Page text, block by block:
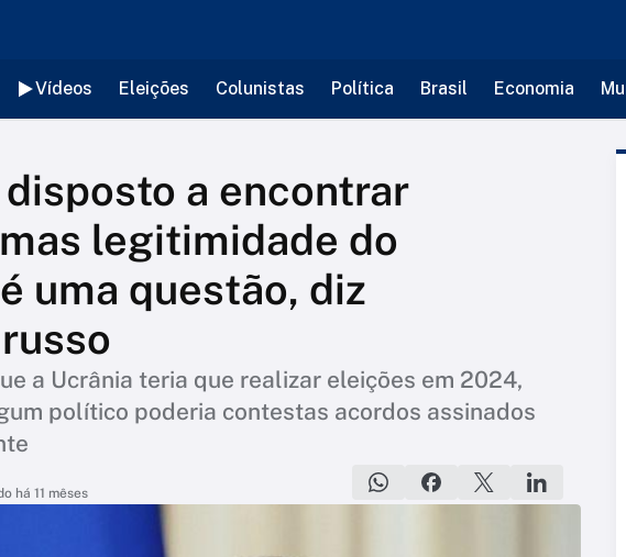
Vídeos Eleições Colunistas Política Brasil Economia
a encontrar
legitimidade do
uma questão, diz
a Ucrânia teria que realizar eleições em 2024,
político poderia contestas acordos assinados
há 11 mêses